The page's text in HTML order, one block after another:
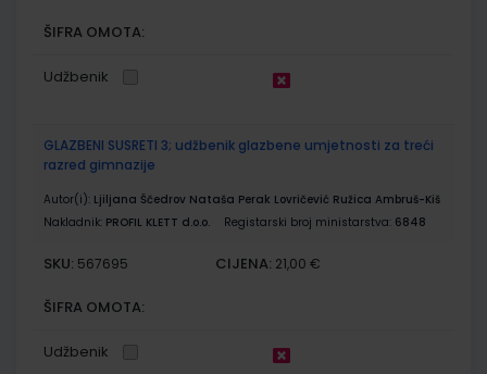
ŠIFRA OMOTA:
Udžbenik
GLAZBENI SUSRETI 3; udžbenik glazbene umjetnosti za treći
razred gimnazije
Autor(i): Ljiljana Ščedrov Nataša Perak Lovričević Ružica Ambruš-Kiš
Nakladnik: PROFIL KLETT d.o.o. Registarski broj ministarstva: 6848
SKU: 567695 CIJENA: 21,00 €
ŠIFRA OMOTA:
Udžbenik